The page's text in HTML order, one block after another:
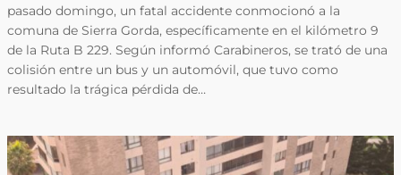
pasado domingo, un fatal accidente conmocionó a la
comuna de Sierra Gorda, específicamente en el kilómetro 9
de la Ruta B 229. Según informó Carabineros, se trató de una
colisión entre un bus y un automóvil, que tuvo como
resultado la trágica pérdida de…